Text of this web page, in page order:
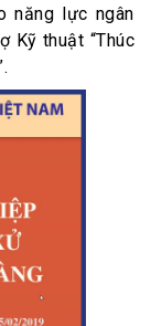
năng lực ngân
Kỹ thuật “Thúc